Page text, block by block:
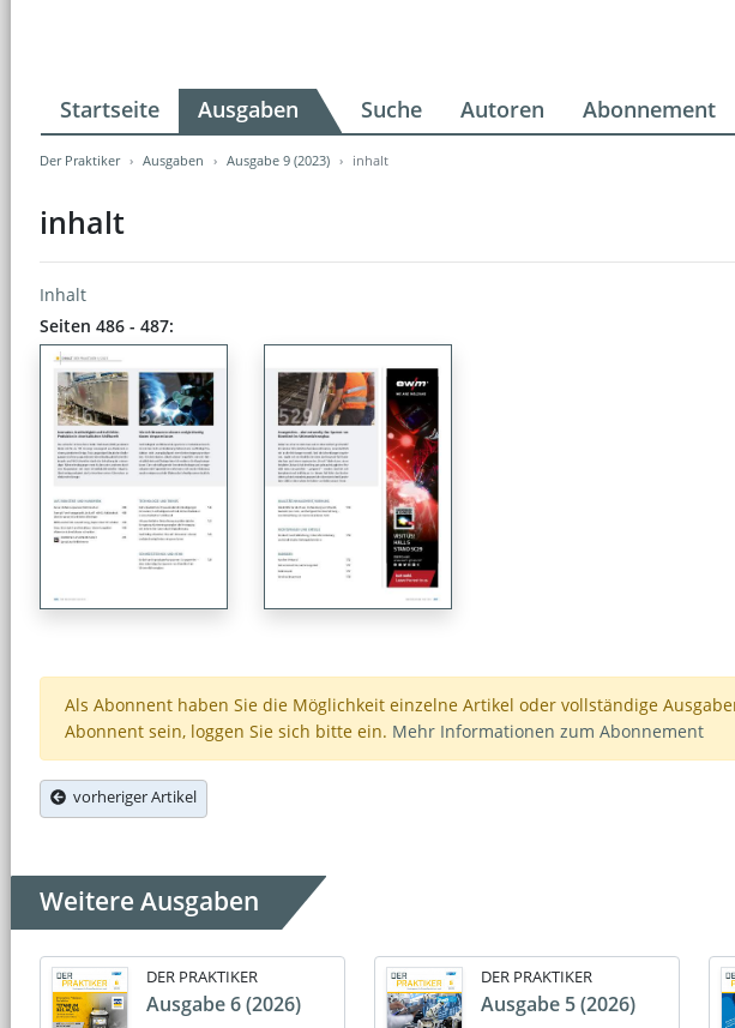
Startseite Ausgaben Suche Autoren Abonnement
Der Praktiker Ausgaben Ausgabe 9 (2023) inhalt
inhalt
Inhalt
Seiten 486 - 487:
Als Abonnent haben Sie die Möglichkeit einzelne Artikel oder vollständige
Abonnent sein, loggen Sie sich bitte ein. Mehr Informationen zum Abonnement
vorheriger Artikel
Weitere Ausgaben
DER PRAKTIKER
Ausgabe 6 (2026)
DER PRAKTIKER
Ausgabe 5 (2026)